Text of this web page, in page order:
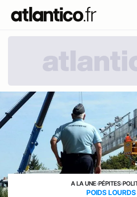
A LA UNE›PÉPITES›
POIDS LOURDS